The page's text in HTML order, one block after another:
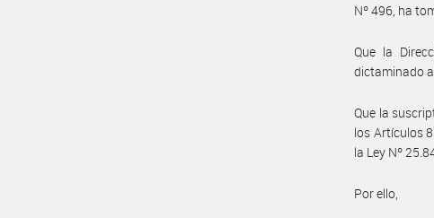
Nº 496, ha
Que la
dictaminado
Que la
los Artículos
la Ley Nº
Por ello,